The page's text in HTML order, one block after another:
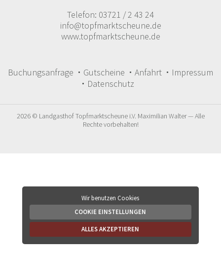
Telefon: 03721 / 2 43 24
info@topfmarktscheune.de
www.topfmarktscheune.de
Buchungsanfrage Gutscheine Anfahrt
Impressum
Datenschutz
2026 © Landgasthof Topfmarktscheune i.V. Maximilian Walter — Alle
Rechte vorbehalten!
Wir benutzen Cookies
COOKIE EINSTELLUNGEN
ALLES AKZEPTIEREN